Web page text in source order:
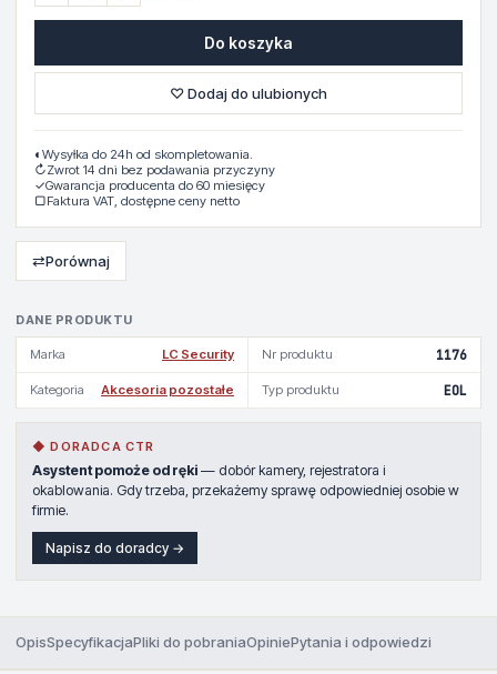
DANE PRODUKTU
Marka LC Security Nr produktu 1176
Kategoria Akcesoria pozostałe Typ produktu EOL
◆ DORADCA CTR
Asystent pomoże od ręki — dobór kamery, rejestratora i
okablowania. Gdy trzeba, przekażemy sprawę odpowiedniej osobie w
firmie.
Napisz do doradcy →
Do koszyka
♡ Dodaj do ulubionych
◐ Wysyłka do 24h od skompletowania.
↻Zwrot 14 dni bez podawania przyczyny
✓Gwarancja producenta do 60 miesięcy
▢Faktura VAT, dostępne ceny netto
⇄Porównaj
OpisSpecyfikacjaPliki do pobraniaOpiniePytania i odpowiedzi